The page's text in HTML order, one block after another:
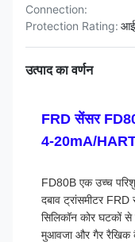
Connection:
Protection Rating:
उत्पाद का वर्णन
FRD सेंसर
4-20mA/HART
FD80B एक उच्च
दबाव ट्रांसमीटर
सिलिकॉन कोर घटकों
मुआवजा और गैर रैखिक